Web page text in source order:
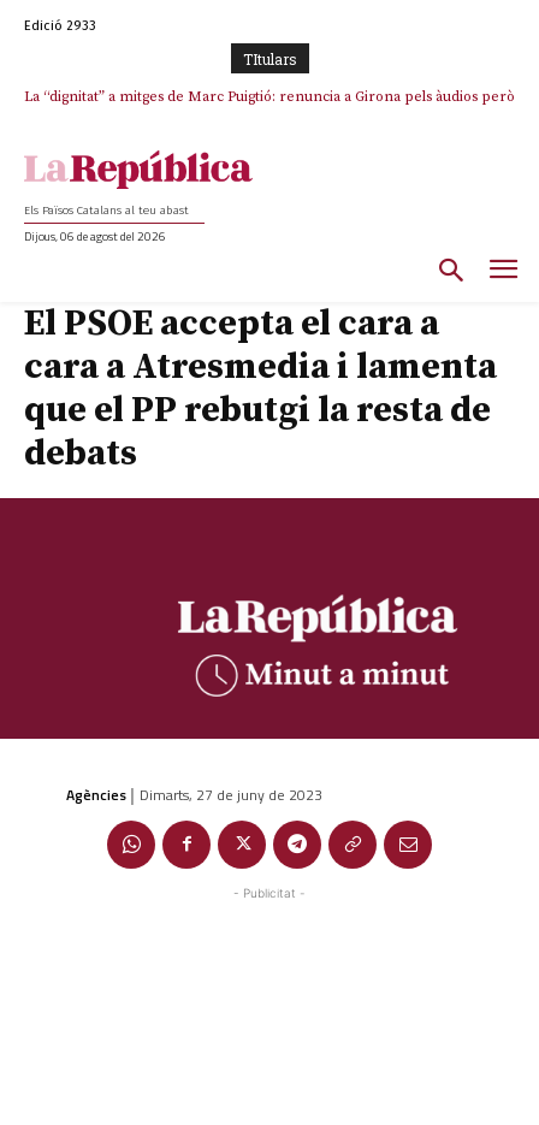
Edició 2933
TItulars
La “dignitat” a mitges de Marc Puigtió: renuncia a Girona pels àudios però
Els Països Catalans al teu abast
Dijous, 06 de agost del 2026
El PSOE accepta el cara a
cara a Atresmedia i lamenta
que el PP rebutgi la resta de
debats
Agències | Dimarts, 27 de juny de 2023
- Publicitat -